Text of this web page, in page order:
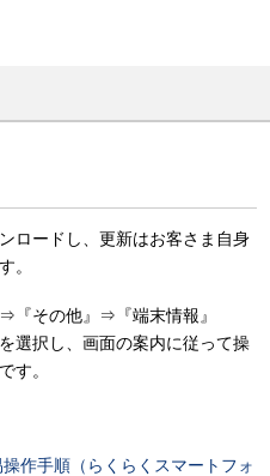
ロードし、更新はお客さま自身
。
『その他』⇒『端末情報』
選択し、画面の案内に従って操
す。
作手順（らくらくスマートフォ